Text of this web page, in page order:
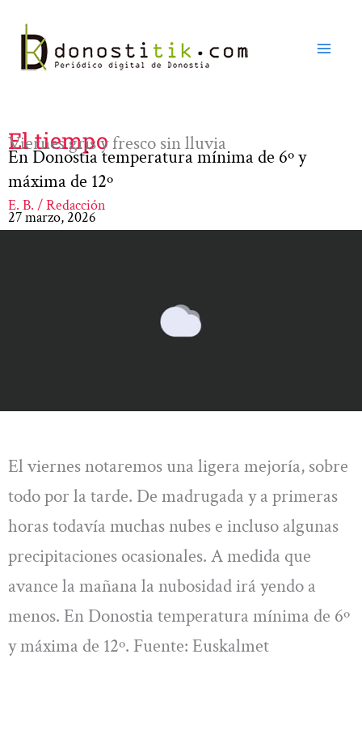
contenido
El tiempo
Viernes gris y fresco sin lluvia
En Donostia temperatura mínima de 6º y
máxima de 12º
E. B. / Redacción
27 marzo, 2026
El viernes notaremos una ligera mejoría, sobre
todo por la tarde. De madrugada y a primeras
horas todavía muchas nubes e incluso algunas
precipitaciones ocasionales. A medida que
avance la mañana la nubosidad irá yendo a
menos. En Donostia temperatura mínima de 6º
y máxima de 12º. Fuente: Euskalmet